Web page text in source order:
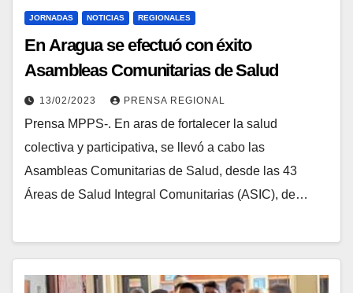
JORNADAS NOTICIAS REGIONALES
En Aragua se efectuó con éxito
Asambleas Comunitarias de Salud
13/02/2023 PRENSA REGIONAL
Prensa MPPS-. En aras de fortalecer la salud
colectiva y participativa, se llevó a cabo las
Asambleas Comunitarias de Salud, desde las 43
Áreas de Salud Integral Comunitarias (ASIC), de…